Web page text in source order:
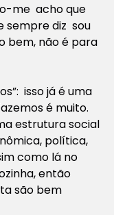
me acho que
sempre diz sou
bem, não é para
isso já é uma
é muito.
estrutura social
política,
como lá no
então
são bem